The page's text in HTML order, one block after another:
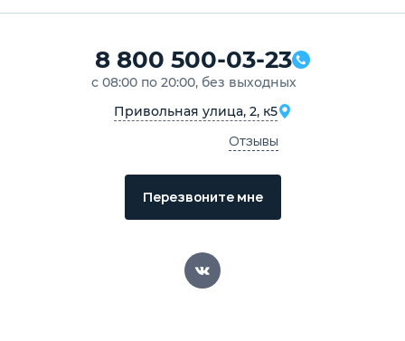
8 800 500-03-23
с 08:00 по 20:00, без выходных
Привольная улица, 2, к5
Отзывы
Перезвоните мне